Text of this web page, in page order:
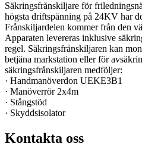
Säkringsfrånskiljare för
högsta driftspänning på 24KV har
Frånskiljardelen kommer från den
Apparaten levereras inklusive
regel. Säkringsfrånskiljaren kan
betjäna markstation eller för
säkringsfrånskiljaren medföljer:
· Handmanöverdon UEKE3B1
· Manöverrör 2x4m
· Stångstöd
· Skyddsisolator
Kontakta oss